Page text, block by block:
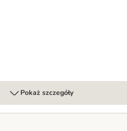
Pokaż szczegóły